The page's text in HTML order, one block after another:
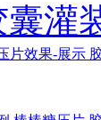
囊灌
片效果-展示